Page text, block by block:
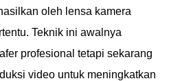
oleh lensa kamera
Teknik ini awalnya
profesional tetapi sekarang
video untuk meningkatkan